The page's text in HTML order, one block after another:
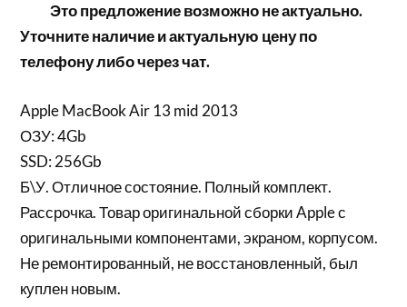
Это предложение возможно не актуально.
Уточните наличие и актуальную цену по
телефону либо через чат.
Apple MacBook Air 13 mid 2013
ОЗУ: 4Gb
SSD: 256Gb
Б\У. Отличное состояние. Полный комплект.
Рассрочка. Товар оригинальной сборки Apple с
оригинальными компонентами, экраном, корпусом.
Не ремонтированный, не восстановленный, был
куплен новым.